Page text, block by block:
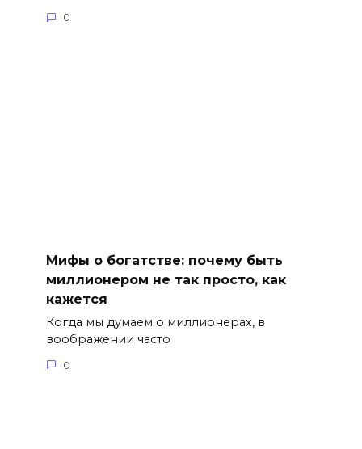
0
Мифы о богатстве: почему быть
миллионером не так просто, как
кажется
Когда мы думаем о миллионерах, в
воображении часто
0